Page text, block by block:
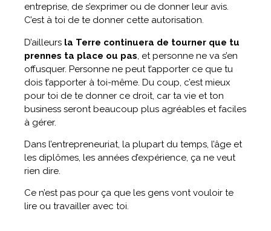
entreprise, de s’exprimer ou de donner leur avis.
C’est à toi de te donner cette autorisation.
D’ailleurs la Terre continuera de tourner que tu
prennes ta place ou pas, et personne ne va s’en
offusquer. Personne ne peut t’apporter ce que tu
dois t’apporter à toi-même. Du coup, c’est mieux
pour toi de te donner ce droit, car ta vie et ton
business seront beaucoup plus agréables et faciles
à gérer.
Dans l’entrepreneuriat, la plupart du temps, l’âge et
les diplômes, les années d’expérience, ça ne veut
rien dire.
Ce n’est pas pour ça que les gens vont vouloir te
lire ou travailler avec toi.